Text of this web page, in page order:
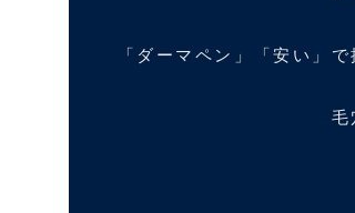
「ダーマペン」「安い」
毛